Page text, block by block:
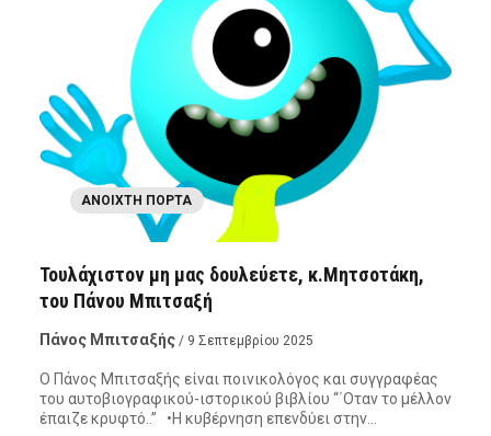
ΑΝΟΙΧΤΉ ΠΌΡΤΑ
Τουλάχιστον μη μας δουλεύετε, κ.Μητσοτάκη,
του Πάνου Μπιτσαξή
Πάνος Μπιτσαξής / 9 Σεπτεμβρίου 2025
Ο Πάνος Μπιτσαξής είναι ποινικολόγος και συγγραφέας
του αυτοβιογραφικού-ιστορικού βιβλίου “΄Οταν το μέλλον
έπαιζε κρυφτό..” •Η κυβέρνηση επενδύει στην…